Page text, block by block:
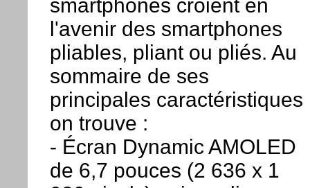
smartphones croient en
l'avenir des smartphones
pliables, pliant ou pliés. Au
sommaire de ses
principales caractéristiques
on trouve :
- Écran Dynamic AMOLED
de 6,7 pouces (2 636 x 1